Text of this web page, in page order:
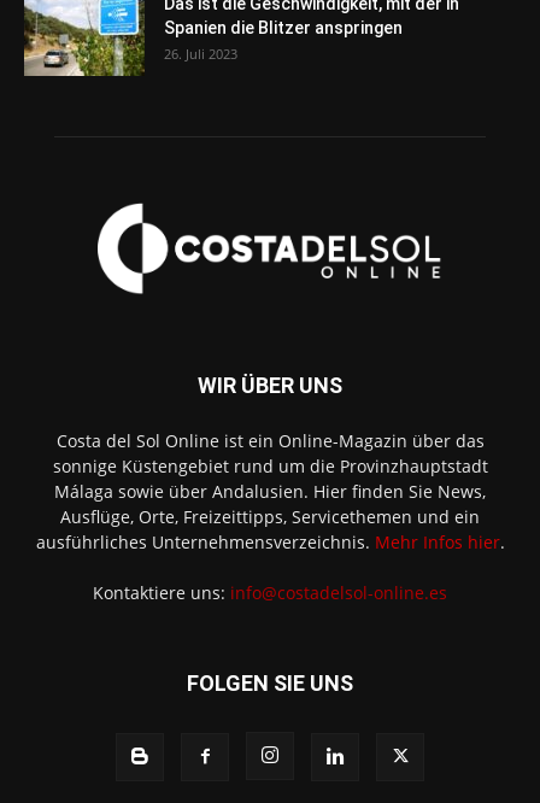
Spanien die Blitzer anspringen
26. Juli 2023
WIR ÜBER UNS
Costa del Sol Online ist ein Online-Magazin über das
sonnige Küstengebiet rund um die Provinzhauptstadt
Málaga sowie über Andalusien. Hier finden Sie News,
Ausflüge, Orte, Freizeittipps, Servicethemen und ein
ausführliches Unternehmensverzeichnis. Mehr Infos hier.
Kontaktiere uns: info@costadelsol-online.es
FOLGEN SIE UNS